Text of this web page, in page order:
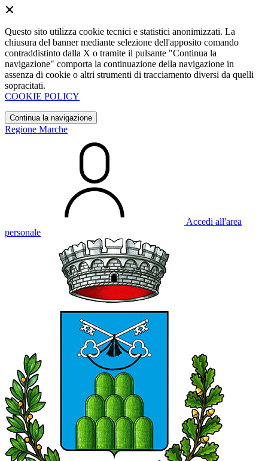
Questo sito utilizza cookie tecnici e statistici anonimizzati. La
chiusura del banner mediante selezione dell'apposito comando
contraddistinto dalla X o tramite il pulsante "Continua la
navigazione" comporta la continuazione della navigazione in
assenza di cookie o altri strumenti di tracciamento diversi da quelli
sopracitati.
COOKIE POLICY
Continua la navigazione
Regione Marche
Accedi all'area
personale